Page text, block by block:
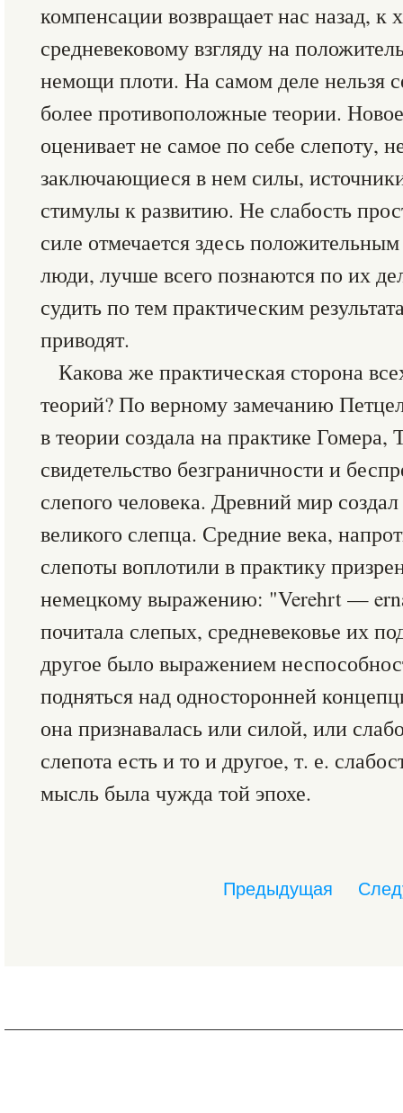
компенсации возвращает нас назад, к
средневековому взгляду на
немощи плоти. На самом деле нельзя
более противоположные теории.
оценивает не самое по себе слепоту,
заключающиеся в нем силы,
стимулы к развитию. Не слабость
силе отмечается здесь
люди, лучше всего познаются по их
судить по тем практическим
приводят.
Какова же практическая сторона
теорий? По верному замечанию
в теории создала на практике
свидетельство безграничности и
слепого человека. Древний мир
великого слепца. Средние века,
слепоты воплотили в практику
немецкому выражению: "Verehrt —
почитала слепых, средневековье их
другое было выражением
подняться над односторонней
она признавалась или силой, или
слепота есть и то и другое, т. е.
мысль была чужда той эпохе.
Предыдущая